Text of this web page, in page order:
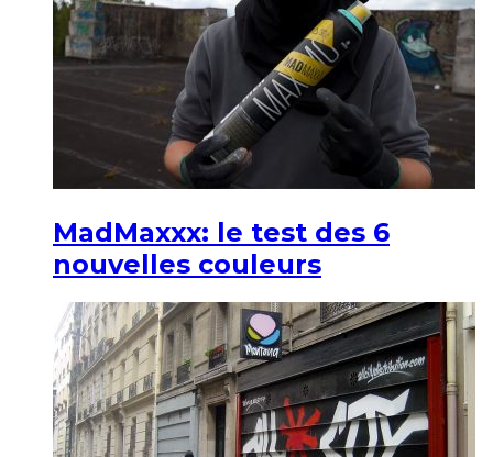
MadMaxxx: le test des 6
nouvelles couleurs